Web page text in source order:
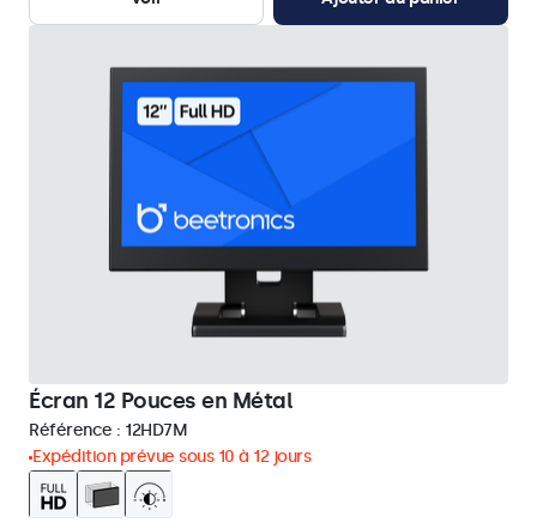
Écran 12 Pouces en Métal
Référence : 12HD7M
Expédition prévue sous 10 à 12 jours